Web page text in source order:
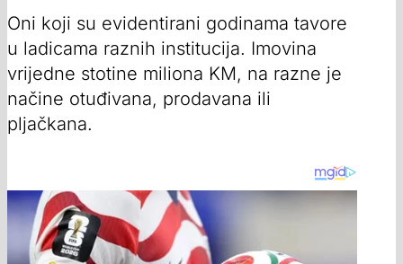
Oni koji su evidentirani godinama tavore
u ladicama raznih institucija. Imovina
vrijedne stotine miliona KM, na razne je
načine otuđivana, prodavana ili
pljačkana.